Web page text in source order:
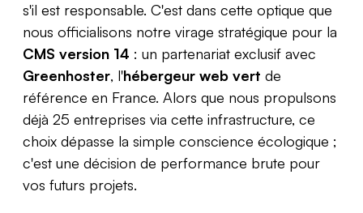
s'il est responsable. C'est dans cette optique que
nous officialisons notre virage stratégique pour la
CMS version 14 : un partenariat exclusif avec
Greenhoster, l'hébergeur web vert de
référence en France. Alors que nous propulsons
déjà 25 entreprises via cette infrastructure, ce
choix dépasse la simple conscience écologique ;
c'est une décision de performance brute pour
vos futurs projets.